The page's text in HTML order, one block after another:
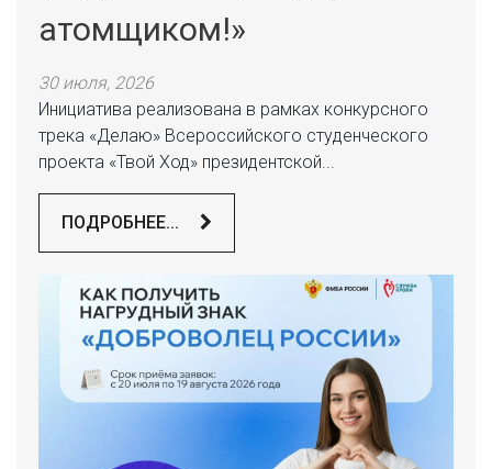
атомщиком!»
30 июля, 2026
Инициатива реализована в рамках конкурсного
трека «Делаю» Всероссийского студенческого
проекта «Твой Ход» президентской...
ПОДРОБНЕЕ...